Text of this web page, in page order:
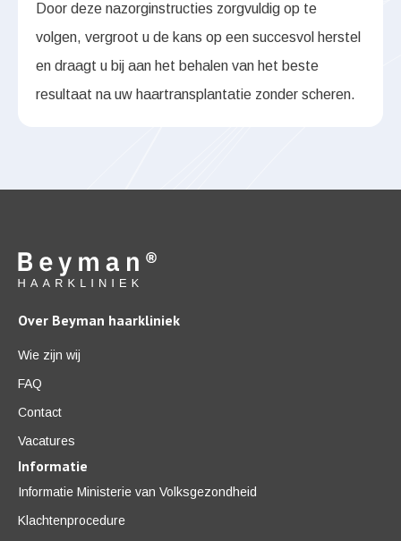
Door deze nazorginstructies zorgvuldig op te
volgen, vergroot u de kans op een succesvol herstel
en draagt u bij aan het behalen van het beste
resultaat na uw haartransplantatie zonder scheren.
Over Beyman haarkliniek
Wie zijn wij
FAQ
Contact
Vacatures
Informatie
Informatie Ministerie van Volksgezondheid
Klachtenprocedure